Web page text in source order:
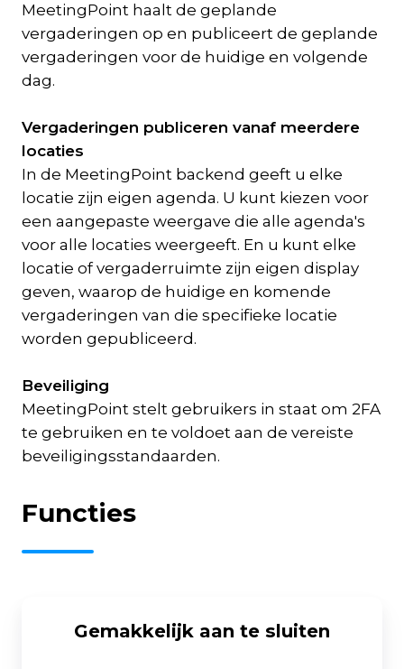
MeetingPoint haalt de geplande
vergaderingen op en publiceert de geplande
vergaderingen voor de huidige en volgende
dag.
Vergaderingen publiceren vanaf meerdere
locaties
In de MeetingPoint backend geeft u elke
locatie zijn eigen agenda. U kunt kiezen voor
een aangepaste weergave die alle agenda's
voor alle locaties weergeeft. En u kunt elke
locatie of vergaderruimte zijn eigen display
geven, waarop de huidige en komende
vergaderingen van die specifieke locatie
worden gepubliceerd.
Beveiliging
MeetingPoint stelt gebruikers in staat om 2FA
te gebruiken en te voldoet aan de vereiste
beveiligingsstandaarden.
Functies
Gemakkelijk aan te sluiten